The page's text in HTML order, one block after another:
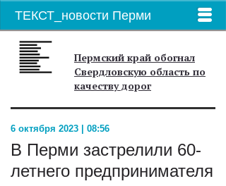
ТЕКСТ_новости Перми
Пермский край обогнал
Свердловскую область по
качеству дорог
6 октября 2023 | 08:56
В Перми застрелили 60-
летнего предпринимателя